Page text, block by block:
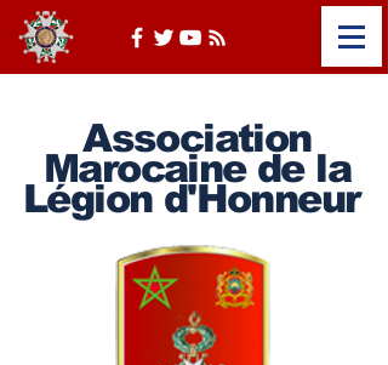
Association
Marocaine de la
Légion d'Honneur